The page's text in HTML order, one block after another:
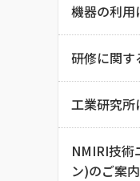
機器の利用
研修に関す
工業研究所
NMIRI技術
ン)のご案内